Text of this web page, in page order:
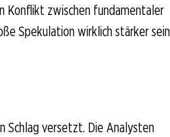
Konflikt zwischen fundamentaler
Spekulation wirklich stärker sein
Schlag versetzt. Die Analysten